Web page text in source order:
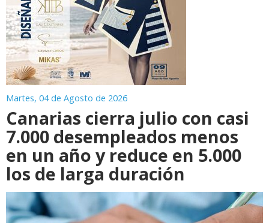
Martes, 04 de Agosto de 2026
Canarias cierra julio con casi
7.000 desempleados menos
en un año y reduce en 5.000
los de larga duración